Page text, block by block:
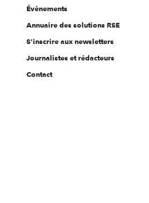
Évènements
Annuaire des solutions RSE
S'inscrire aux newsletters
Journalistes et rédacteurs
Contact